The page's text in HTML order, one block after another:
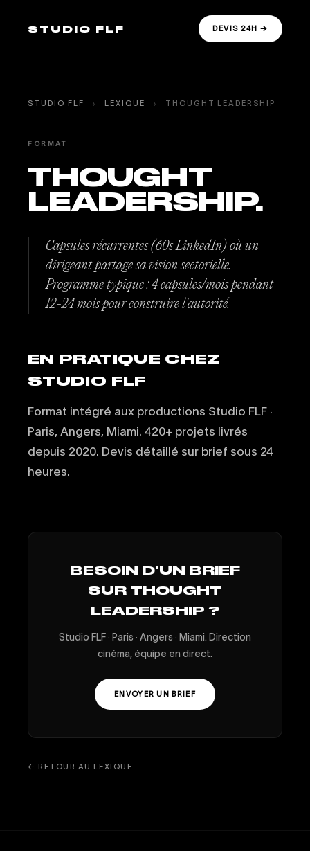
STUDIO FLF DEVIS 24H →
STUDIO FLF › LEXIQUE › THOUGHT LEADERSHIP
FORMAT
THOUGHT
LEADERSHIP.
Capsules récurrentes (60s LinkedIn) où un
dirigeant partage sa vision sectorielle.
Programme typique : 4 capsules/mois pendant
12-24 mois pour construire l'autorité.
EN PRATIQUE CHEZ
STUDIO FLF
Format intégré aux productions Studio FLF ·
Paris, Angers, Miami. 420+ projets livrés
depuis 2020. Devis détaillé sur brief sous 24
heures.
BESOIN D'UN BRIEF
SUR THOUGHT
LEADERSHIP ?
Studio FLF · Paris · Angers · Miami. Direction
cinéma, équipe en direct.
ENVOYER UN BRIEF
← RETOUR AU LEXIQUE